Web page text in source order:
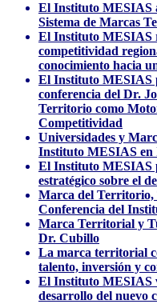
El Instituto MESIAS
Sistema de Marcas
El Instituto MESIAS
competitividad
conocimiento hacia
El Instituto MESIAS
conferencia del Dr.
Territorio como
Competitividad
Universidades y
Instituto MESIAS en
El Instituto MESIAS
estratégico sobre el
Marca del Territorio,
Conferencia del
Marca Territorial y
Dr. Cubillo
La marca territorial
talento, inversión y
El Instituto MESIAS
desarrollo del nuevo